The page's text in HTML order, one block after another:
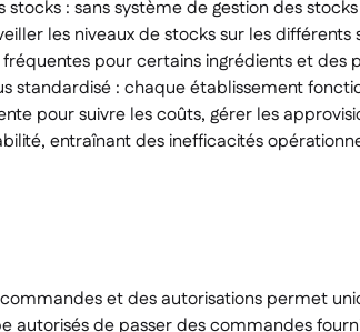
stocks : sans système de gestion des
les niveaux de stocks sur les différents
pour certains ingrédients et des
standardisé : chaque établissement
pour suivre les coûts, gérer les
entraînant des inefficacités
et des autorisations permet
autorisés de passer des commandes